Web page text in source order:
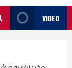
VIDEO